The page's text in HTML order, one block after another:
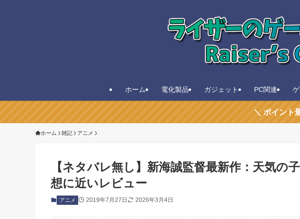
ホーム 電化製品 ガジェット PC関連
＼ ポイント
ホーム 雑記 アニメ
【ネタバレ無し】新海誠監督最新作：天気の
想に近いレビュー
アニメ 2019年7月27日 2026年3月4日